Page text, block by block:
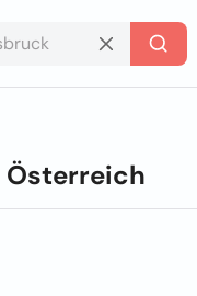
Österreich